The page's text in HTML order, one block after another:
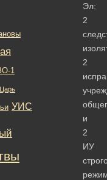
Эл:
2
2
и
2
ИУ
1
УИС